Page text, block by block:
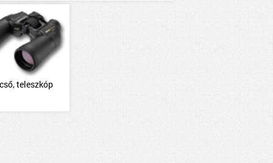
teleszkóp